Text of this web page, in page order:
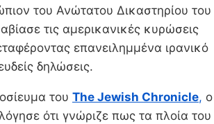
του Ανώτατου Δικαστηρίου του
τις αμερικανικές κυρώσεις
επανειλημμένα ιρανικό
δηλώσεις.
του The Jewish Chronicle, ο
ότι γνώριζε πως τα πλοία του